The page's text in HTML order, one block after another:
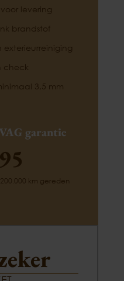
levering
brandstof
exterieurreiniging
check
3,5 mm
garantie
km gereden